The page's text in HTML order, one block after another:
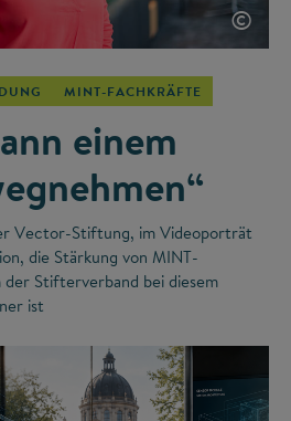
©
MINT-FACHKRÄFTE
einem
Vector-Stiftung, im Videoporträt
die Stärkung von MINT-
Stifterverband bei diesem
ist